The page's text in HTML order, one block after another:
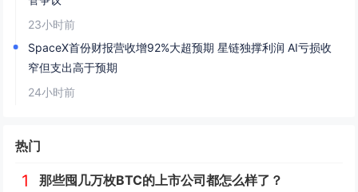
23小时前
SpaceX首份财报营收增92%大超预期 星链独撑利润 AI亏损收
窄但支出高于预期
24小时前
热门
1 那些囤几万枚BTC的上市公司都怎么样了？